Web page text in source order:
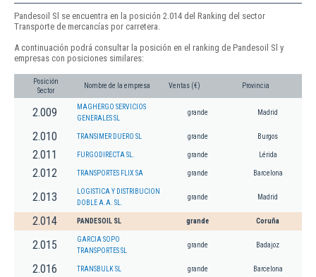
Pandesoil Sl se encuentra en la posición 2.014 del Ranking del sector
Transporte de mercancías por carretera.
A continuación podrá consultar la posición en el ranking de Pandesoil Sl y
empresas con posiciones similares:
Posición
Sector
Nombre de la empresa Ventas (€) Provincia
2.009
MAGHERGO SERVICIOS
GENERALES SL
grande Madrid
2.010 TRANSIMER DUERO SL grande Burgos
2.011 FURGODIRECTA SL. grande Lérida
2.012 TRANSPORTES FLIX SA grande Barcelona
2.013
LOGISTICA Y DISTRIBUCION
DOBLE A.A. SL.
grande Madrid
2.014 PANDESOIL SL grande Coruña
2.015
GARCIA SOPO
TRANSPORTES SL
grande Badajoz
2.016 TRANSBULK SL grande Barcelona